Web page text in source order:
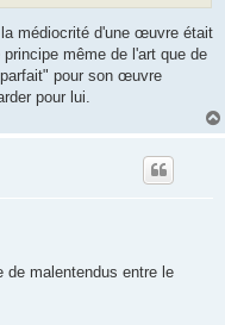
médiocrité d'une œuvre était
même de l'art que de
pour son œuvre
pour lui.
de malentendus entre le